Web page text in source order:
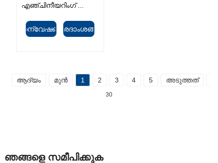
എഞ്ചിനീയറിംഗ് ...
അന്വേഷണംവിശദാംശങ്ങൾ
ആദ്യം മുൻ 1 2 3 4 5 അടുത്തത്
30
ഞങ്ങളെ സമീപിക്കുക